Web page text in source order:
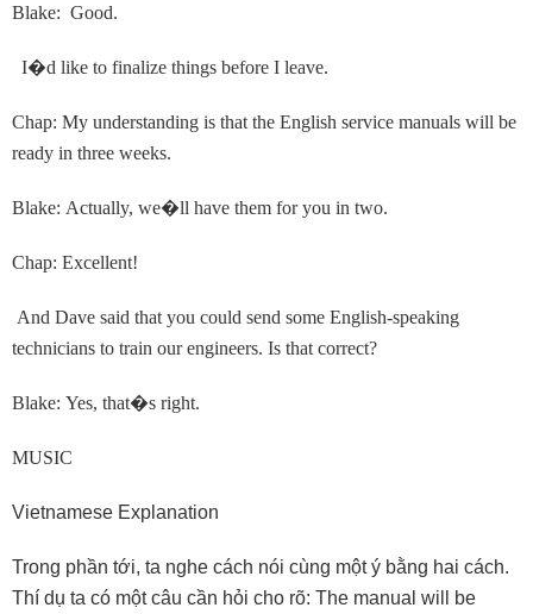
Blake: Good.
I�d like to finalize things before I leave.
Chap: My understanding is that the English service manuals will be
ready in three weeks.
Blake: Actually, we�ll have them for you in two.
Chap: Excellent!
And Dave said that you could send some English-speaking
technicians to train our engineers. Is that correct?
Blake: Yes, that�s right.
MUSIC
Vietnamese Explanation
Trong phần tới, ta nghe cách nói cùng một ý bằng hai cách.
Thí dụ ta có một câu cần hỏi cho rõ: The manual will be